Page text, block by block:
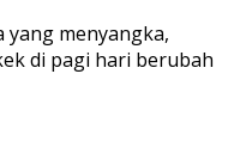
yang menyangka,
di pagi hari berubah